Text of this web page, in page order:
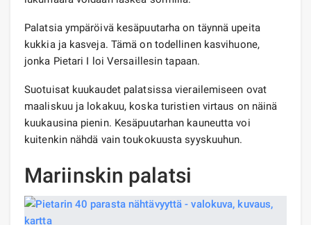
Palatsia ympäröivä kesäpuutarha on täynnä upeita
kukkia ja kasveja. Tämä on todellinen kasvihuone,
jonka Pietari I loi Versaillesin tapaan.
Suotuisat kuukaudet palatsissa vierailemiseen ovat
maaliskuu ja lokakuu, koska turistien virtaus on näinä
kuukausina pienin. Kesäpuutarhan kauneutta voi
kuitenkin nähdä vain toukokuusta syyskuuhun.
Mariinskin palatsi